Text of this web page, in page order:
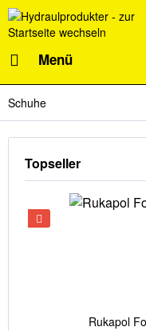
Menü
Schuhe
Topseller
Rukapol